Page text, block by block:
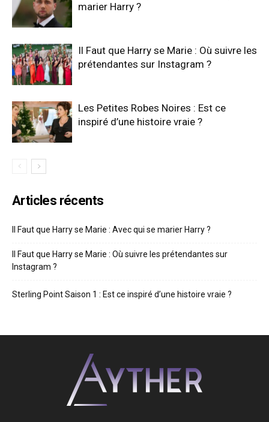
marier Harry ?
Il Faut que Harry se Marie : Où suivre les
prétendantes sur Instagram ?
Les Petites Robes Noires : Est ce
inspiré d’une histoire vraie ?
Articles récents
Il Faut que Harry se Marie : Avec qui se marier Harry ?
Il Faut que Harry se Marie : Où suivre les prétendantes sur
Instagram ?
Sterling Point Saison 1 : Est ce inspiré d’une histoire vraie ?